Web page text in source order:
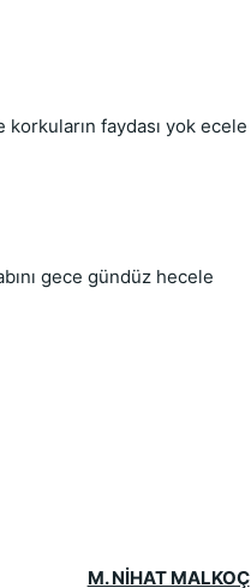
korkuların faydası yok ecele
gece gündüz hecele
M. NİHAT MALKOÇ